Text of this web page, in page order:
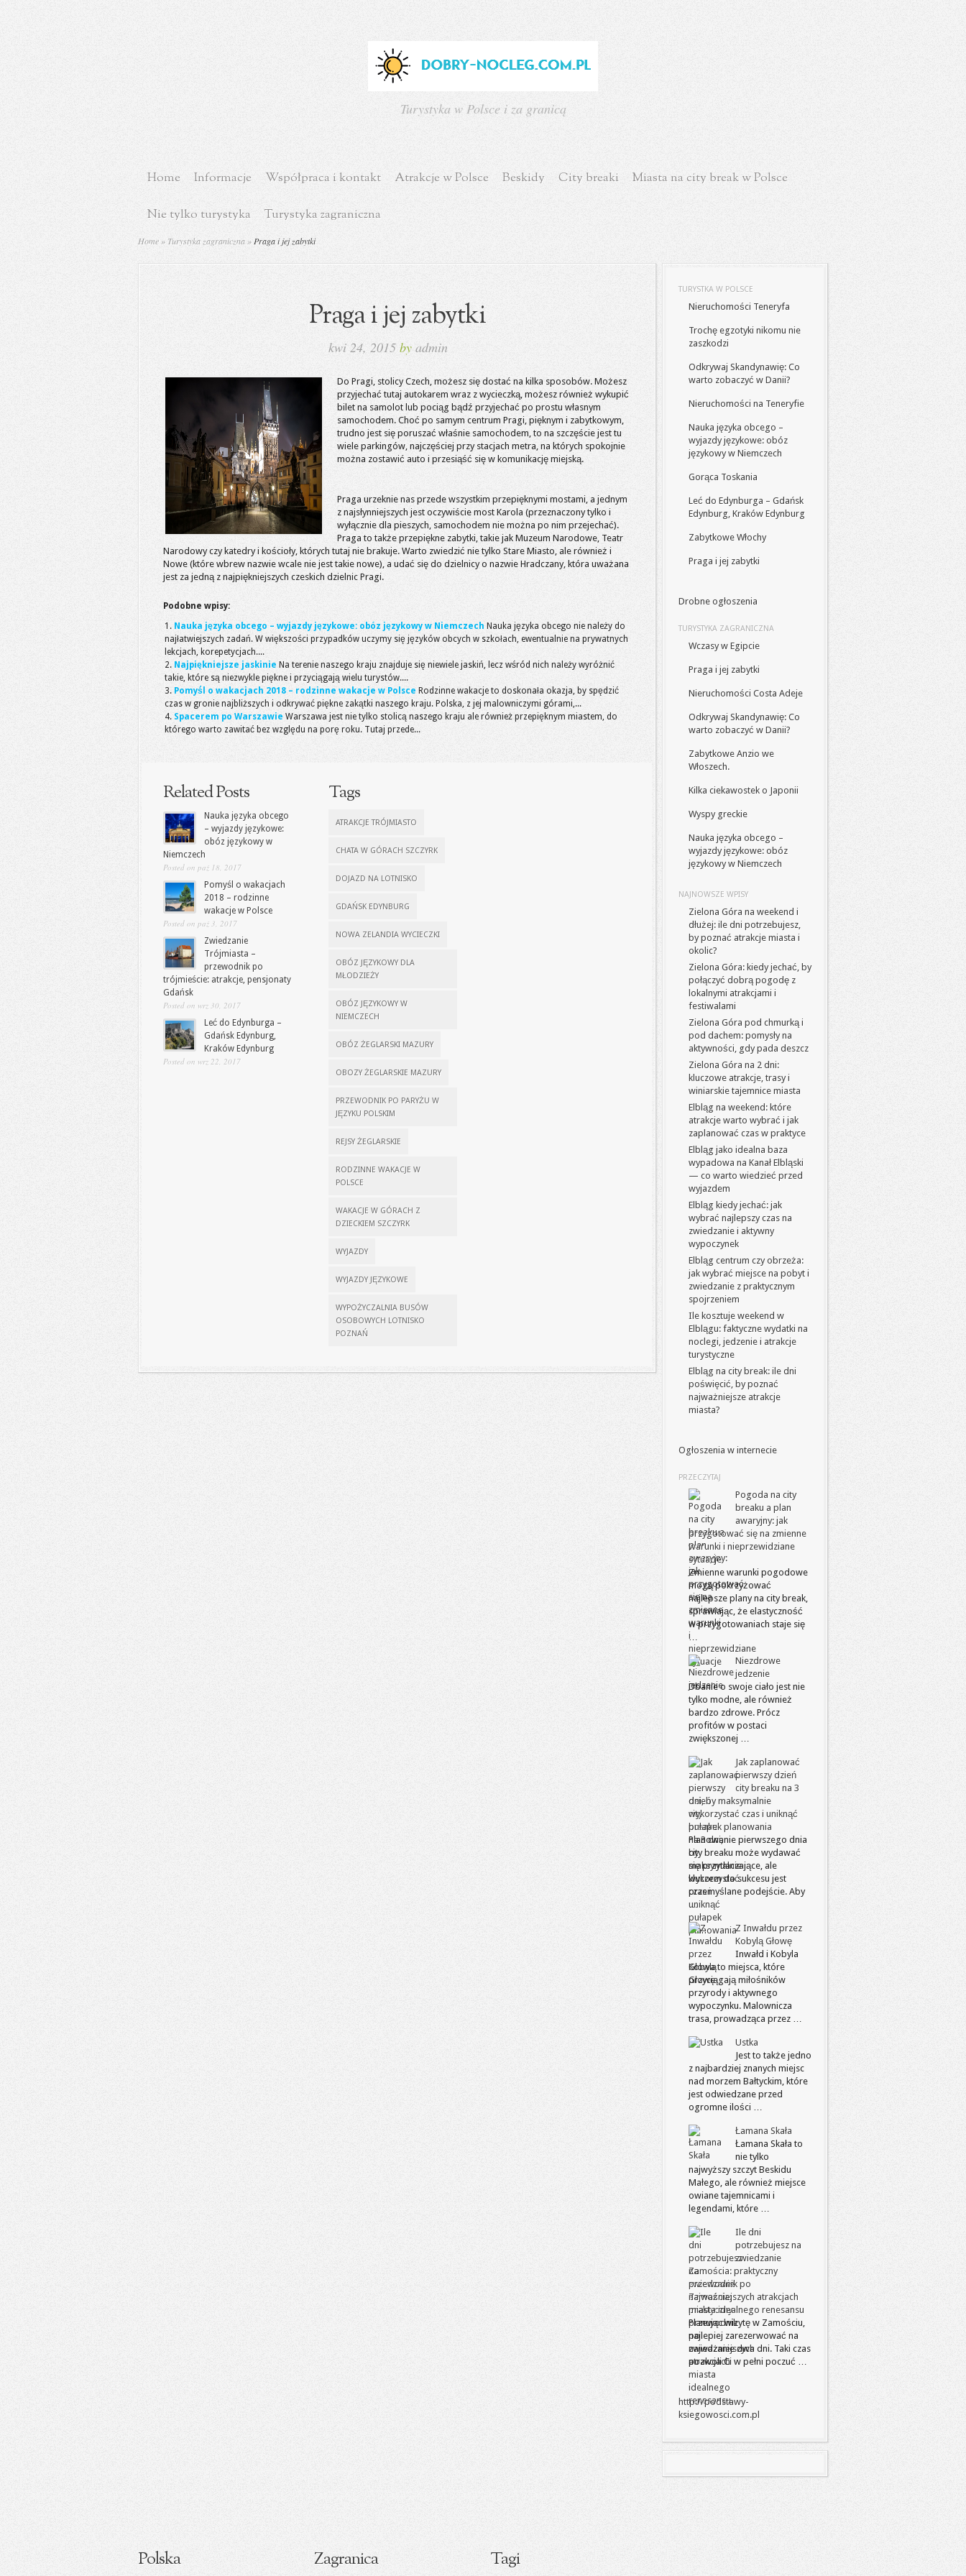
Turystyka w Polsce i za granicą
Home Informacje Współpraca i kontakt Atrakcje w Polsce Beskidy City breaki Miasta na city break w Polsce
Nie tylko turystyka Turystyka zagraniczna
Home » Turystyka zagraniczna » Praga i jej zabytki
Praga i jej zabytki
kwi 24, 2015 by admin
Do Pragi, stolicy Czech, możesz się dostać na kilka sposobów. Możesz
przyjechać tutaj autokarem wraz z wycieczką, możesz również wykupić
bilet na samolot lub pociąg bądź przyjechać po prostu własnym
samochodem. Choć po samym centrum Pragi, pięknym i zabytkowym,
trudno jest się poruszać właśnie samochodem, to na szczęście jest tu
wiele parkingów, najczęściej przy stacjach metra, na których spokojnie
można zostawić auto i przesiąść się w komunikację miejską.
Praga urzeknie nas przede wszystkim przepięknymi mostami, a jednym
z najsłynniejszych jest oczywiście most Karola (przeznaczony tylko i
wyłącznie dla pieszych, samochodem nie można po nim przejechać).
Praga to także przepiękne zabytki, takie jak Muzeum Narodowe, Teatr
Narodowy czy katedry i kościoły, których tutaj nie brakuje. Warto zwiedzić nie tylko Stare Miasto, ale również i
Nowe (które wbrew nazwie wcale nie jest takie nowe), a udać się do dzielnicy o nazwie Hradczany, która uważana
jest za jedną z najpiękniejszych czeskich dzielnic Pragi.
Podobne wpisy:
Nauka języka obcego – wyjazdy językowe: obóz językowy w Niemczech Nauka języka obcego nie należy do
najłatwiejszych zadań. W większości przypadków uczymy się języków obcych w szkołach, ewentualnie na prywatnych
lekcjach, korepetycjach....
Najpiękniejsze jaskinie Na terenie naszego kraju znajduje się niewiele jaskiń, lecz wśród nich należy wyróżnić
takie, które są niezwykle piękne i przyciągają wielu turystów....
Pomyśl o wakacjach 2018 – rodzinne wakacje w Polsce Rodzinne wakacje to doskonała okazja, by spędzić
czas w gronie najbliższych i odkrywać piękne zakątki naszego kraju. Polska, z jej malowniczymi górami,...
Spacerem po Warszawie Warszawa jest nie tylko stolicą naszego kraju ale również przepięknym miastem, do
którego warto zawitać bez względu na porę roku. Tutaj przede...
Related Posts
Nauka języka obcego
– wyjazdy językowe:
obóz językowy w
Niemczech
Posted on paź 18, 2017
Pomyśl o wakacjach
2018 – rodzinne
wakacje w Polsce
Posted on paź 3, 2017
Zwiedzanie
Trójmiasta –
przewodnik po
trójmieście: atrakcje, pensjonaty
Gdańsk
Posted on wrz 30, 2017
Leć do Edynburga –
Gdańsk Edynburg,
Kraków Edynburg
Posted on wrz 22, 2017
Tags
ATRAKCJE TRÓJMIASTO
CHATA W GÓRACH SZCZYRK
DOJAZD NA LOTNISKO
GDAŃSK EDYNBURG
NOWA ZELANDIA WYCIECZKI
OBÓZ JĘZYKOWY DLA
MŁODZIEŻY
OBÓZ JĘZYKOWY W
NIEMCZECH
OBÓZ ŻEGLARSKI MAZURY
OBOZY ŻEGLARSKIE MAZURY
PRZEWODNIK PO PARYŻU W
JĘZYKU POLSKIM
REJSY ŻEGLARSKIE
RODZINNE WAKACJE W
POLSCE
WAKACJE W GÓRACH Z
DZIECKIEM SZCZYRK
WYJAZDY
WYJAZDY JĘZYKOWE
WYPOŻYCZALNIA BUSÓW
OSOBOWYCH LOTNISKO
POZNAŃ
TURYSTKA W POLSCE
Nieruchomości Teneryfa
Trochę egzotyki nikomu nie
zaszkodzi
Odkrywaj Skandynawię: Co
warto zobaczyć w Danii?
Nieruchomości na Teneryfie
Nauka języka obcego –
wyjazdy językowe: obóz
językowy w Niemczech
Gorąca Toskania
Leć do Edynburga – Gdańsk
Edynburg, Kraków Edynburg
Zabytkowe Włochy
Praga i jej zabytki
Drobne ogłoszenia
TURYSTYKA ZAGRANICZNA
Wczasy w Egipcie
Praga i jej zabytki
Nieruchomości Costa Adeje
Odkrywaj Skandynawię: Co
warto zobaczyć w Danii?
Zabytkowe Anzio we
Włoszech.
Kilka ciekawostek o Japonii
Wyspy greckie
Nauka języka obcego –
wyjazdy językowe: obóz
językowy w Niemczech
NAJNOWSZE WPISY
Zielona Góra na weekend i
dłużej: ile dni potrzebujesz,
by poznać atrakcje miasta i
okolic?
Zielona Góra: kiedy jechać, by
połączyć dobrą pogodę z
lokalnymi atrakcjami i
festiwalami
Zielona Góra pod chmurką i
pod dachem: pomysły na
aktywności, gdy pada deszcz
Zielona Góra na 2 dni:
kluczowe atrakcje, trasy i
winiarskie tajemnice miasta
Elbląg na weekend: które
atrakcje warto wybrać i jak
zaplanować czas w praktyce
Elbląg jako idealna baza
wypadowa na Kanał Elbląski
— co warto wiedzieć przed
wyjazdem
Elbląg kiedy jechać: jak
wybrać najlepszy czas na
zwiedzanie i aktywny
wypoczynek
Elbląg centrum czy obrzeża:
jak wybrać miejsce na pobyt i
zwiedzanie z praktycznym
spojrzeniem
Ile kosztuje weekend w
Elblągu: faktyczne wydatki na
noclegi, jedzenie i atrakcje
turystyczne
Elbląg na city break: ile dni
poświęcić, by poznać
najważniejsze atrakcje
miasta?
Ogłoszenia w internecie
PRZECZYTAJ
Pogoda na city
breaku a plan
awaryjny: jak
przygotować się na zmienne
warunki i nieprzewidziane
sytuacje
Zmienne warunki pogodowe
mogą pokrzyżować
najlepsze plany na city break,
sprawiając, że elastyczność
w przygotowaniach staje się
…
Niezdrowe
jedzenie
Dbanie o swoje ciało jest nie
tylko modne, ale również
bardzo zdrowe. Prócz
profitów w postaci
zwiększonej …
Jak zaplanować
pierwszy dzień
city breaku na 3
dni, by maksymalnie
wykorzystać czas i uniknąć
pułapek planowania
Planowanie pierwszego dnia
city breaku może wydawać
się przytłaczające, ale
kluczem do sukcesu jest
przemyślane podejście. Aby
…
Z Inwałdu przez
Kobylą Głowę
Inwałd i Kobyla
Głowa to miejsca, które
przyciągają miłośników
przyrody i aktywnego
wypoczynku. Malownicza
trasa, prowadząca przez …
Ustka
Jest to także jedno
z najbardziej znanych miejsc
nad morzem Bałtyckim, które
jest odwiedzane przed
ogromne ilości …
Łamana Skała
Łamana Skała to
nie tylko
najwyższy szczyt Beskidu
Małego, ale również miejsce
owiane tajemnicami i
legendami, które …
Ile dni
potrzebujesz na
zwiedzanie
Zamościa: praktyczny
przewodnik po
najważniejszych atrakcjach
miasta idealnego renesansu
Planując wizytę w Zamościu,
najlepiej zarezerwować na
zwiedzanie dwa dni. Taki czas
pozwoli Ci w pełni poczuć …
http://podstawy-
ksiegowosci.com.pl
Polska Zagranica Tagi